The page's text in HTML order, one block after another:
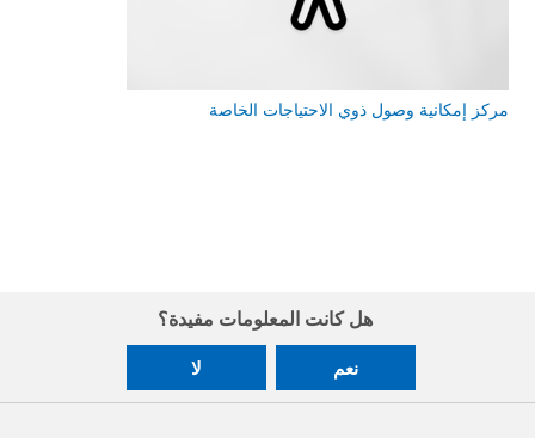
مركز إمكانية وصول ذوي الاحتياجات الخاصة
هل كانت المعلومات مفيدة؟
نعم لا